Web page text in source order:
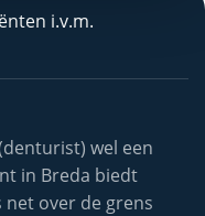
i.v.m.
wel een
in Breda biedt
net over de grens